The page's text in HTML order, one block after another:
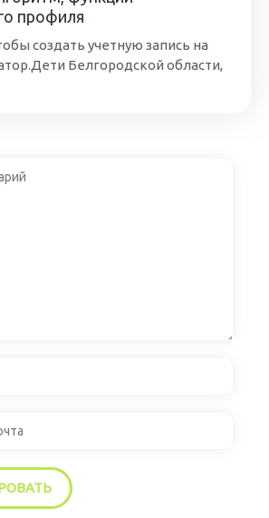
профиля
создать учетную запись на
Белгородской области,